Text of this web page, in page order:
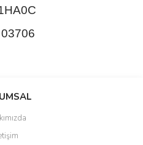
siz yapın!
Yaz
görüntülenemiyor.